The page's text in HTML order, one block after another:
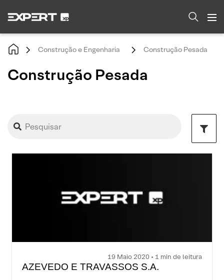
Construção e Engenharia Construção Pesada
Construção Pesada
19 Maio 2020 • 1 min de leitura
AZEVEDO E TRAVASSOS S.A.